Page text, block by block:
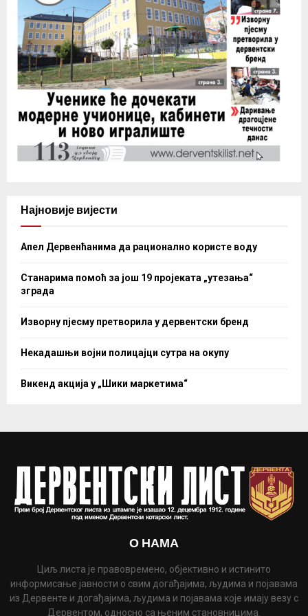
Најновије вијести
Апел Дервенћанима да рационално користе воду
Станарима помоћ за још 19 пројеката „утезања“
зграда
Изворну пјесму претворила у дервентски бренд
Некадашњи војни полицајци сутра на окупу
Викенд акција у „Шики маркетима“
О НАМА
Циљ листа је правовремено, објективно и истинито
информисање јавности о свим догађајима, људима и појавама
из Дервенте и догађајима, људима и појавама које имају везу с
Дервентом, односно са њеним становницима.